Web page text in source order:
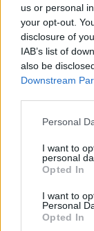
us or personal
your opt-out.
disclosure of
IAB’s list of
also be
Downstream
Personal
I want to
personal
Opted In
I want to
Personal
Opted In